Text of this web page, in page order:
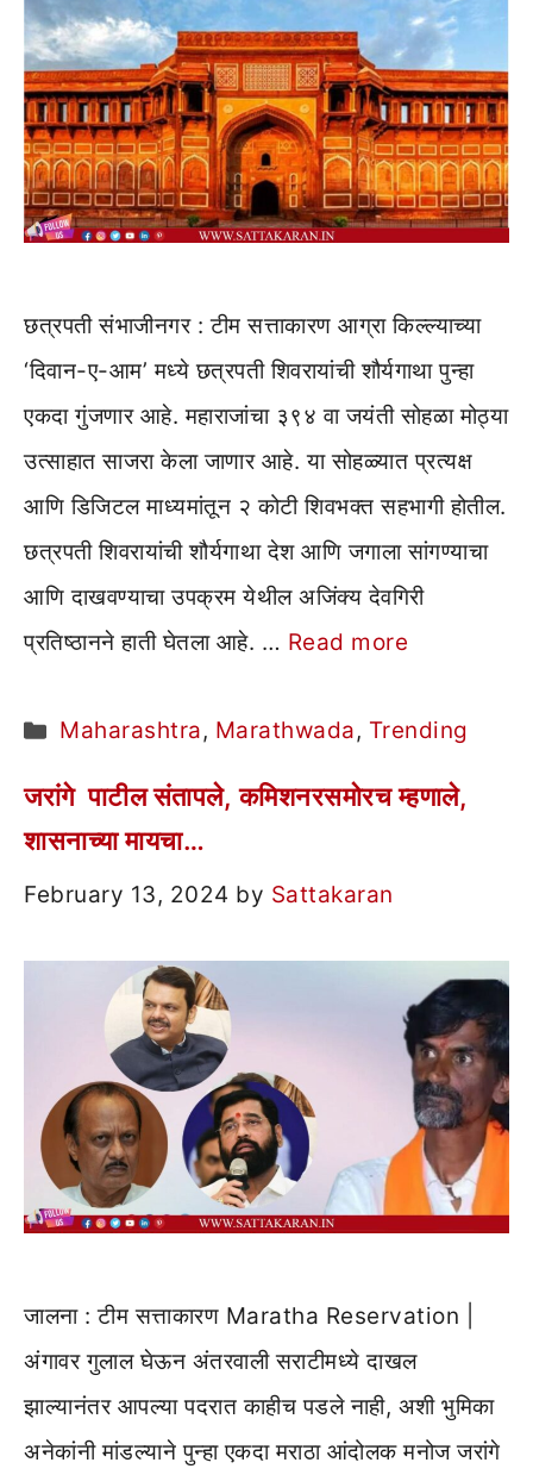
छत्रपती संभाजीनगर : टीम सत्ताकारण आग्रा किल्ल्याच्या
‘दिवान-ए-आम’ मध्ये छत्रपती शिवरायांची शौर्यगाथा पुन्हा
एकदा गुंजणार आहे. महाराजांचा ३९४ वा जयंती सोहळा मोठ्या
उत्साहात साजरा केला जाणार आहे. या सोहळ्यात प्रत्यक्ष
आणि डिजिटल माध्यमांतून २ कोटी शिवभक्त सहभागी होतील.
छत्रपती शिवरायांची शौर्यगाथा देश आणि जगाला सांगण्याचा
आणि दाखवण्याचा उपक्रम येथील अजिंक्य देवगिरी
प्रतिष्ठानने हाती घेतला आहे. … Read more
Categories
Maharashtra, Marathwada, Trending
जरांगे पाटील संतापले, कमिशनरसमोरच म्हणाले,
शासनाच्या मायचा…
February 13, 2024 by Sattakaran
जालना : टीम सत्ताकारण Maratha Reservation |
अंगावर गुलाल घेऊन अंतरवाली सराटीमध्ये दाखल
झाल्यानंतर आपल्या पदरात काहीच पडले नाही, अशी भुमिका
अनेकांनी मांडल्याने पुन्हा एकदा मराठा आंदोलक मनोज जरांगे